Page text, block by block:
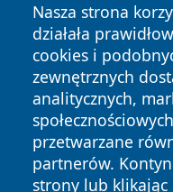
Nasza strona
działała
cookies i
zewnętrznych
analitycznych,
przetwarzane
partnerów.
strony lub klikając
Copyright © 2026